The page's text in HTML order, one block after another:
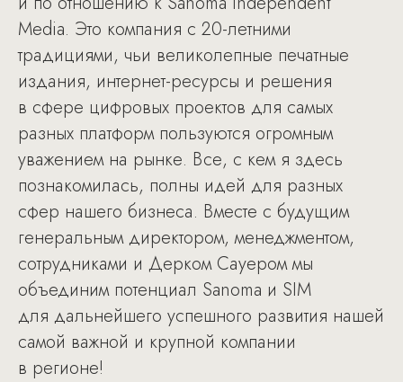
Media. Это компания с 20-летними
традициями, чьи великолепные печатные
издания, интернет-ресурсы и решения
в сфере цифровых проектов для самых
разных платформ пользуются огромным
уважением на рынке. Все, с кем я здесь
познакомилась, полны идей для разных
сфер нашего бизнеса. Вместе с будущим
генеральным директором, менеджментом,
сотрудниками и Дерком Сауером мы
объединим потенциал Sanoma и SIM
для дальнейшего успешного развития нашей
самой важной и крупной компании
в регионе!